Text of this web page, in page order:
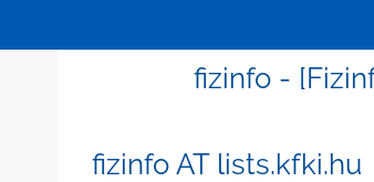
fizinfo -
fizinfo AT lists.kfki.hu